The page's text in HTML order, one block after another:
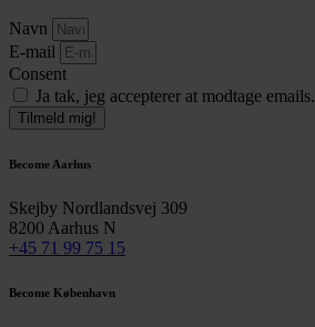
Navn
E-mail
Consent
Ja tak, jeg accepterer at modtage emails.
Tilmeld mig!
Become Aarhus
Skejby Nordlandsvej 309
8200 Aarhus N
+45 71 99 75 15
Become København